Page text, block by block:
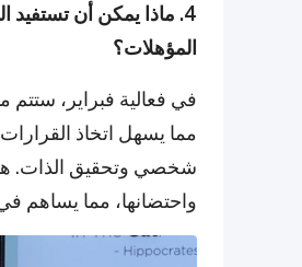
4. ماذا يمكن أن
المؤهلات؟
في فعالية فبراير، ستتم
مما يسهل اتخاذ
شخصي وتحقيق الذات.
واحتضانها، مما يساهم